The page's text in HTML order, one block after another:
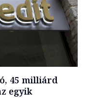
45 milliárd
egyik